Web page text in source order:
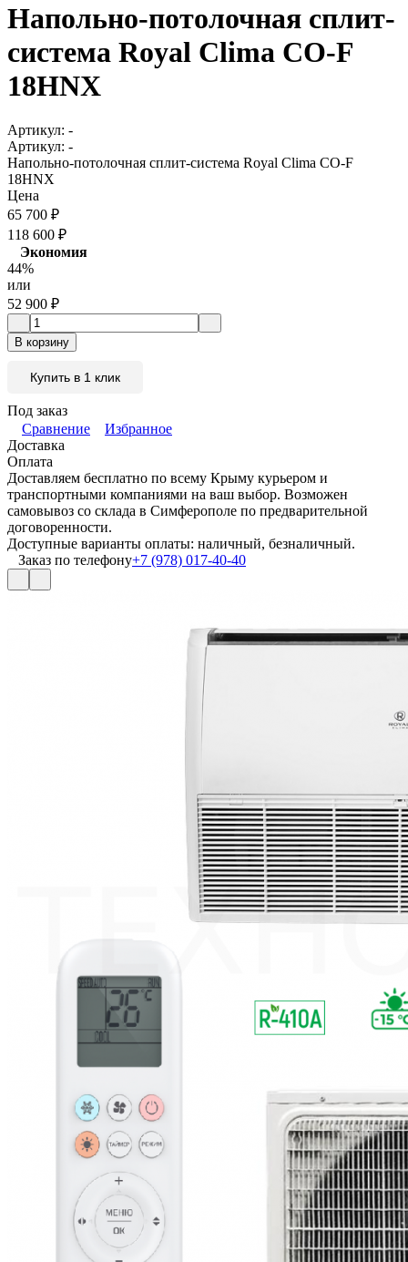
Напольно-потолочная сплит-
система Royal Clima CO-F
18HNX
Артикул: -
Артикул: -
Напольно-потолочная сплит-система Royal Clima CO-F
18HNX
Цена
65 700 ₽
118 600 ₽
Экономия
44%
или
52 900 ₽
В корзину
Купить в 1 клик
Под заказ
Сравнение
Избранное
Доставка
Оплата
Доставляем бесплатно по всему Крыму курьером и
транспортными компаниями на ваш выбор. Возможен
самовывоз со склада в Симферополе по предварительной
договоренности.
Доступные варианты оплаты: наличный, безналичный.
Заказ по телефону+7 (978) 017-40-40